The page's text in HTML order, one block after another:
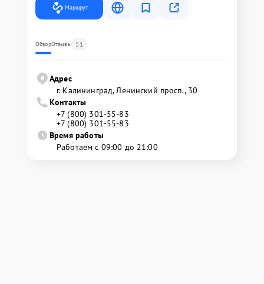
Маршрут
ОбзорОтзывы 51
Адрес
г. Калининград, Ленинский просп., 30
Контакты
+7 (800) 301-55-83
+7 (800) 301-55-83
Время работы
Работаем с 09:00 до 21:00